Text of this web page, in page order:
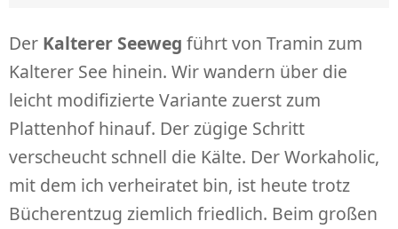
Der Kalterer Seeweg führt von Tramin zum
Kalterer See hinein. Wir wandern über die
leicht modifizierte Variante zuerst zum
Plattenhof hinauf. Der zügige Schritt
verscheucht schnell die Kälte. Der Workaholic,
mit dem ich verheiratet bin, ist heute trotz
Bücherentzug ziemlich friedlich. Beim großen